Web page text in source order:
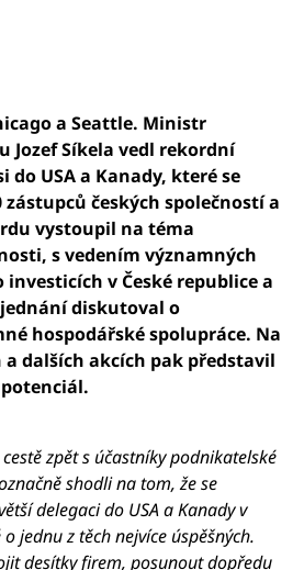
a Seattle. Ministr
Jozef Síkela vedl rekordní
USA a Kanady, které se
českých společností a
vystoupil na téma
s vedením významných
v České republice a
diskutoval o
hospodářské spolupráce. Na
a dalších akcích pak představil
zpět s účastníky podnikatelské
shodli na tom, že se
delegaci do USA a Kanady v
jednu z těch nejvíce úspěšných.
desítky firem, posunout dopředu